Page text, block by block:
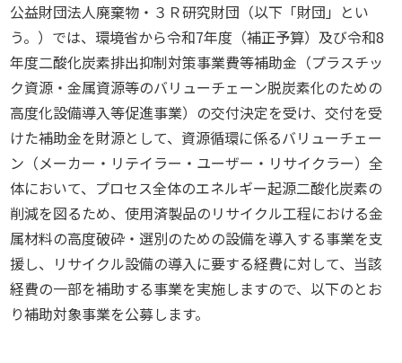
公益財団法人廃棄物・３Ｒ研究財団（以下「財団」とい
う。）では、環境省から令和7年度（補正予算）及び令和8
年度二酸化炭素排出抑制対策事業費等補助金（プラスチッ
ク資源・金属資源等のバリューチェーン脱炭素化のための
高度化設備導入等促進事業）の交付決定を受け、交付を受
けた補助金を財源として、資源循環に係るバリューチェー
ン（メーカー・リテイラー・ユーザー・リサイクラー）全
体において、プロセス全体のエネルギー起源二酸化炭素の
削減を図るため、使用済製品のリサイクル工程における金
属材料の高度破砕・選別のための設備を導入する事業を支
援し、リサイクル設備の導入に要する経費に対して、当該
経費の一部を補助する事業を実施しますので、以下のとお
り補助対象事業を公募します。